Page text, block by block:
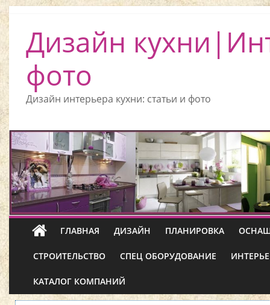
Дизайн
фото
Дизайн интерьера кухни: статьи и фото
ГЛАВНАЯ ДИЗАЙН ПЛАНИРОВКА
СТРОИТЕЛЬСТВО СПЕЦ ОБОРУДОВАНИЕ
КАТАЛОГ КОМПАНИЙ